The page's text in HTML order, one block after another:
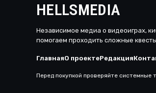
HELLSMEDIA
Независимое медиа о видеоиграх,
помогаем проходить сложные
ГлавнаяО проектеРедакция
Перед покупкой проверяйте системные